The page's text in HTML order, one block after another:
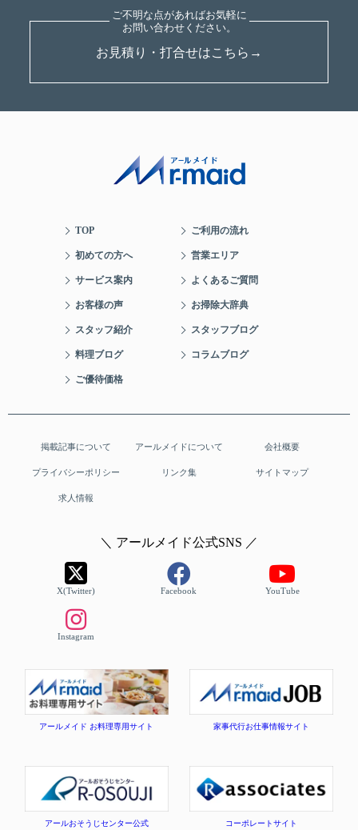
お見積り・打合せはこちら→
TOP ご利用の流れ
初めての方へ 営業エリア
サービス案内 よくあるご質問
お客様の声 お掃除大辞典
スタッフ紹介 スタッフブログ
料理ブログ コラムブログ
ご優待価格
掲載記事について アールメイドについて 会社概要
プライバシーポリシー リンク集 サイトマップ
求人情報
＼ アールメイド公式SNS ／
X(Twitter) Facebook YouTube
Instagram
アールメイド お料理専用サイト 家事代行お仕事情報サイト
アールおそうじセンター公式 コーポレートサイト